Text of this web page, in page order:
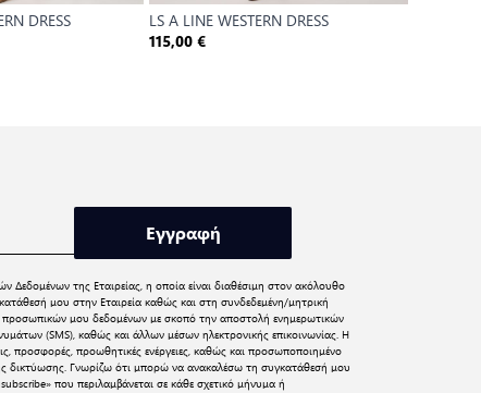
DRESS LS A LINE WESTERN DRESS
115,00 €
Εγγραφή
Δεδομένωντης Εταιρείας, η οποία είναι διαθέσιμη στον ακόλουθο
μου στην Εταιρεία καθώς και στη συνδεδεμένη/μητρική
προσωπικών μου δεδομένων με σκοπό την αποστολή ενημερωτικών
(SMS), καθώς και άλλων μέσων ηλεκτρονικής επικοινωνίας. Η
προσφορές, προωθητικές ενέργειες, καθώς και προσωποποιημένο
δικτύωσης. Γνωρίζω ότι μπορώ να ανακαλέσω τη συγκατάθεσή μου
που περιλαμβάνεται σε κάθε σχετικό μήνυμα ή